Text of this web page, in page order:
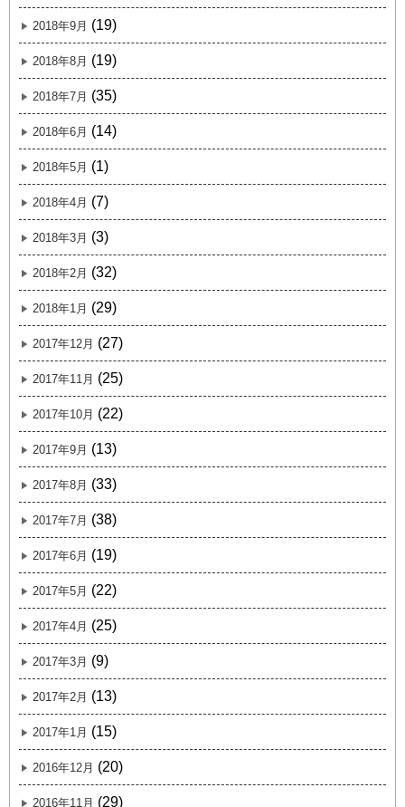
2018年9月 (19)
2018年8月 (19)
2018年7月 (35)
2018年6月 (14)
2018年5月 (1)
2018年4月 (7)
2018年3月 (3)
2018年2月 (32)
2018年1月 (29)
2017年12月 (27)
2017年11月 (25)
2017年10月 (22)
2017年9月 (13)
2017年8月 (33)
2017年7月 (38)
2017年6月 (19)
2017年5月 (22)
2017年4月 (25)
2017年3月 (9)
2017年2月 (13)
2017年1月 (15)
2016年12月 (20)
2016年11月 (29)